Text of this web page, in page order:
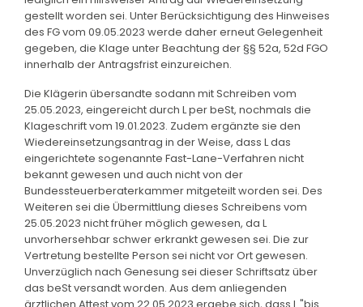
gestellt worden sei. Unter Berücksichtigung des Hinweises
des FG vom 09.05.2023 werde daher erneut Gelegenheit
gegeben, die Klage unter Beachtung der §§ 52a, 52d FGO
innerhalb der Antragsfrist einzureichen.
Die Klägerin übersandte sodann mit Schreiben vom
25.05.2023, eingereicht durch L per beSt, nochmals die
Klageschrift vom 19.01.2023. Zudem ergänzte sie den
Wiedereinsetzungsantrag in der Weise, dass L das
eingerichtete sogenannte Fast-Lane-Verfahren nicht
bekannt gewesen und auch nicht von der
Bundessteuerberaterkammer mitgeteilt worden sei. Des
Weiteren sei die Übermittlung dieses Schreibens vom
25.05.2023 nicht früher möglich gewesen, da L
unvorhersehbar schwer erkrankt gewesen sei. Die zur
Vertretung bestellte Person sei nicht vor Ort gewesen.
Unverzüglich nach Genesung sei dieser Schriftsatz über
das beSt versandt worden. Aus dem anliegenden